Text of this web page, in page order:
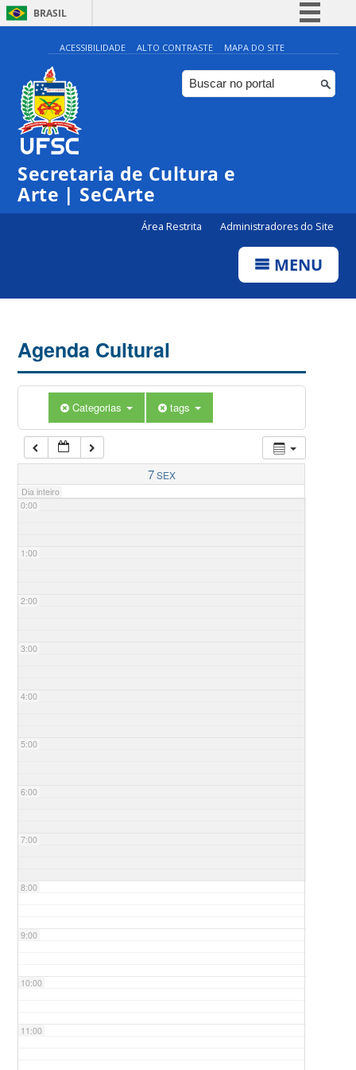
BRASIL
Simplifique!
Comunica BR
Participe
ACESSIBILIDADE ALTO CONTRASTE MAPA DO SITE
Secretaria de Cultura e
Arte | SeCArte
Área Restrita Administradores do Site
MENU
Agenda Cultural
Categorias tags
7SEX
Dia inteiro
0:00
1:00
2:00
3:00
4:00
5:00
6:00
7:00
8:00
9:00
10:00
11:00